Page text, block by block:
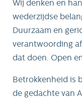
écht
Wij denken en
wederzijdse
Duurzaam en
verantwoording
dat doen. Open
Betrokkenheid is
de gedachte van